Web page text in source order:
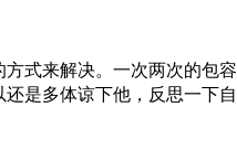
式来解决。一次两次的包
是多体谅下他，反思一下